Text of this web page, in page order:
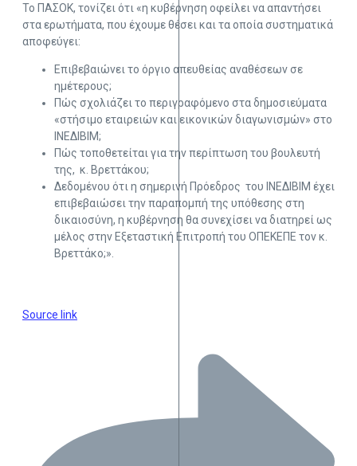
Το ΠΑΣΟΚ, τονίζει ότι «η κυβέρνηση οφείλει να απαντήσει
στα ερωτήματα, που έχουμε θέσει και τα οποία συστηματικά
αποφεύγει:
Επιβεβαιώνει το όργιο απευθείας αναθέσεων σε
ημέτερους;
Πώς σχολιάζει το περιγραφόμενο στα δημοσιεύματα
«στήσιμο εταιρειών και εικονικών διαγωνισμών» στο
ΙΝΕΔΙΒΙΜ;
Πώς τοποθετείται για την περίπτωση του βουλευτή
της, κ. Βρεττάκου;
Δεδομένου ότι η σημερινή Πρόεδρος του ΙΝΕΔΙΒΙΜ έχει
επιβεβαιώσει την παραπομπή της υπόθεσης στη
δικαιοσύνη, η κυβέρνηση θα συνεχίσει να διατηρεί ως
μέλος στην Εξεταστική Επιτροπή του ΟΠΕΚΕΠΕ τον κ.
Βρεττάκο;».
Source link